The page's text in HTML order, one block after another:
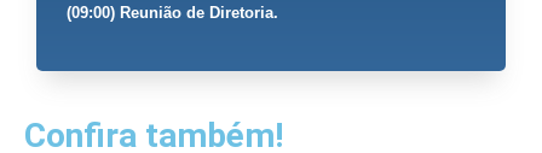
(09:00) Reunião de Diretoria.
Confira também!